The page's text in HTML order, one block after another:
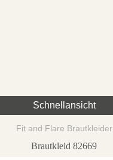
Schnellansicht
Fit and Flare Brautkleider
Brautkleid 82669